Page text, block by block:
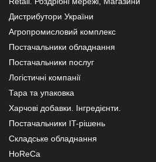
Дистрибутори України
Агропромисловий комплекс
Постачальники обладнання
Постачальники послуг
Логістичні компанії
Тара та упаковка
Харчові добавки. Інгредієнти.
Постачальники IT-рішень
Складське обладнання
HoReCa